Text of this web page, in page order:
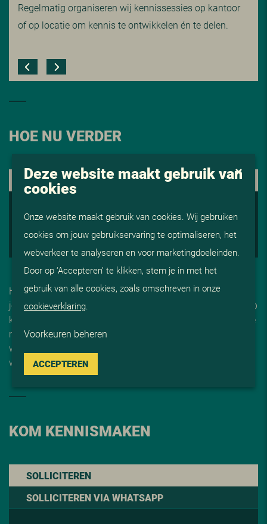
Regelmatig organiseren wij kennissessies op kantoor
of op locatie om kennis te ontwikkelen én te delen.
HOE NU VERDER
1. KENNISMAKING
4. START BIJ V
Heeft jouw sollicitatie onze interesse gewekt, dan willen we
je graag persoonlijk ontmoeten. We nodigen je uit bij ViS op
kantoor in Reeuwijk of voor een videogesprek, om kennis te
maken met één van onze adviseurs. We bespreken wat je
wilt en kunt: wat zijn je ambities en drijfveren? Ook kijken
we welke bedrijfscultuur het beste past.
KOM KENNISMAKEN
SOLLICITEREN
SOLLICITEREN VIA WHATSAPP
Deze website maakt gebruik van
cookies
Onze website maakt gebruik van cookies. Wij gebruiken
cookies om jouw gebruikservaring te optimaliseren, het
webverkeer te analyseren en voor marketingdoeleinden.
Door op ‘Accepteren’ te klikken, stem je in met het
gebruik van alle cookies, zoals omschreven in onze
cookieverklaring
Voorkeuren beheren
ACCEPTEREN